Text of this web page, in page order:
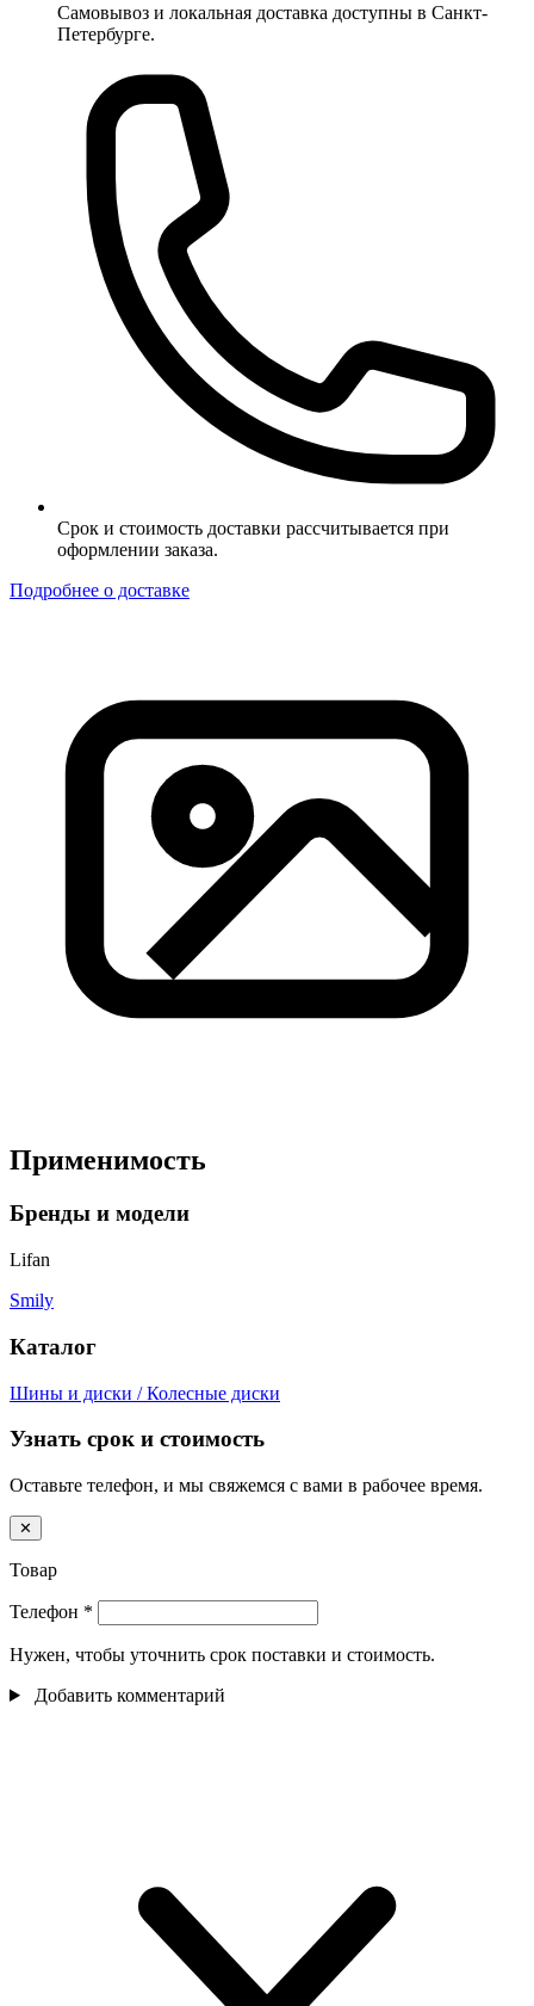
Самовывоз и локальная доставка доступны в Санкт-
Петербурге.
Срок и стоимость доставки рассчитывается при
оформлении заказа.
Подробнее о доставке
Применимость
Бренды и модели
Lifan
Smily
Каталог
Шины и диски / Колесные диски
Узнать срок и стоимость
Оставьте телефон, и мы свяжемся с вами в рабочее время.
✕
Товар
Телефон *
Нужен, чтобы уточнить срок поставки и стоимость.
Добавить комментарий